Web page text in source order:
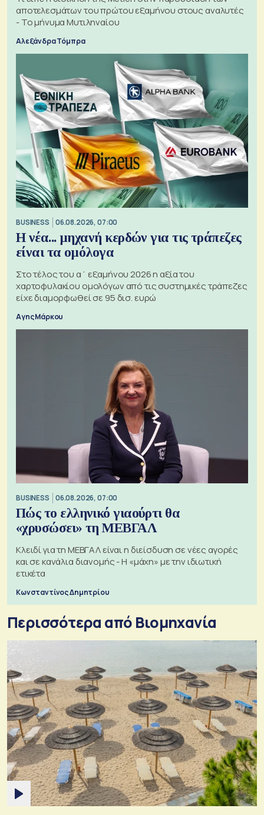
αποτελεσμάτων του πρώτου εξαμήνου στους αναλυτές
- Το μήνυμα Μυτιληναίου
Αλεξάνδρα Τόμπρα
BUSINESS 06.08.2026, 07:00
Η νέα... μηχανή κερδών για τις τράπεζες
είναι τα ομόλογα
Στο τέλος του α΄ εξαμήνου 2026 η αξία του
χαρτοφυλακίου ομολόγων από τις συστημικές τράπεζες
είχε διαμορφωθεί σε 95 δισ. ευρώ
Αγης Μάρκου
BUSINESS 06.08.2026, 07:00
Πώς το ελληνικό γιαούρτι θα
«χρυσώσει» τη ΜΕΒΓΑΛ
Κλειδί για τη ΜΕΒΓΑΛ είναι η διείσδυση σε νέες αγορές
και σε κανάλια διανομής - Η «μάχη» με την ιδιωτική
ετικέτα
Κωνσταντίνος Δημητρίου
Περισσότερα από Βιομηχανία